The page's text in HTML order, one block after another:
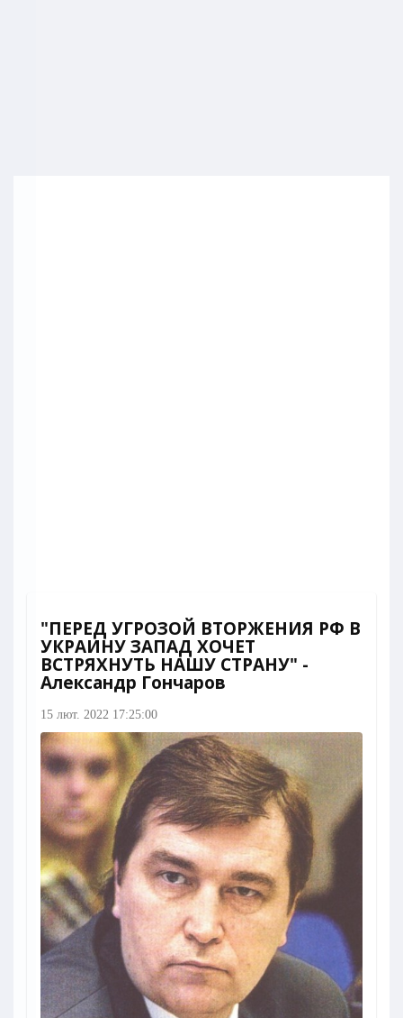
"ПЕРЕД УГРОЗОЙ ВТОРЖЕНИЯ РФ В
УКРАИНУ ЗАПАД ХОЧЕТ
ВСТРЯХНУТЬ НАШУ СТРАНУ" -
Александр Гончаров
15 лют. 2022 17:25:00